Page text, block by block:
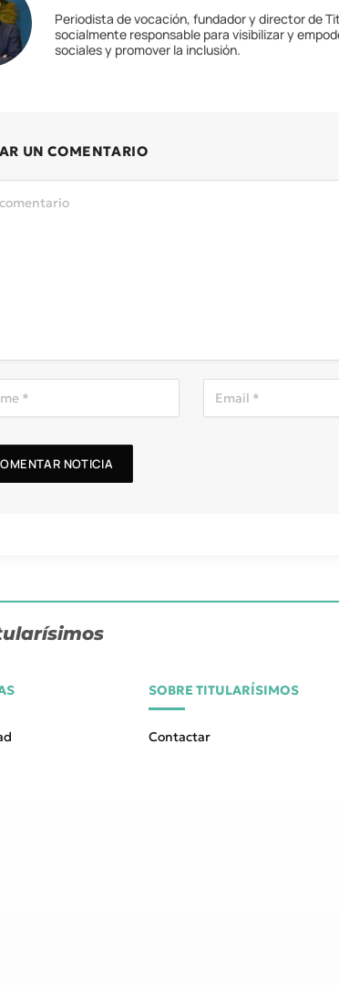
Periodista de vocación, fundador y director de
socialmente responsable para visibilizar y
sociales y promover la inclusión.
UN COMENTARIO
SOBRE TITULARÍSIMOS
Contactar